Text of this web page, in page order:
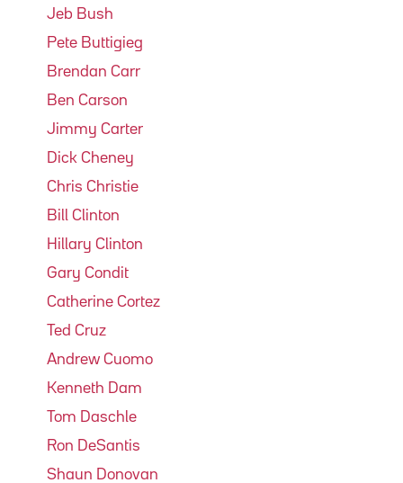
Jeb Bush
Pete Buttigieg
Brendan Carr
Ben Carson
Jimmy Carter
Dick Cheney
Chris Christie
Bill Clinton
Hillary Clinton
Gary Condit
Catherine Cortez
Ted Cruz
Andrew Cuomo
Kenneth Dam
Tom Daschle
Ron DeSantis
Shaun Donovan